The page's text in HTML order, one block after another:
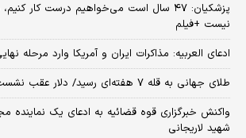
پزشکیان: ۴۷ سال است می‌خواهیم درست کار
نیست +فیلم
ادعای العربیه: مذاکرات ایران و آمریکا وارد مرحله
طلای جهانی به قله ۷ هفته‌ای رسید/ دلار عقب نشست، فلز زرد صعود کرد
واکنش خبرگزاری قوه قضائیه به ادعای یک نماینده
شهید لاریجانی